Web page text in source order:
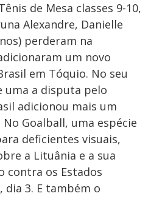
de Mesa classes 9-10,
Alexandre, Danielle
perderam na
um novo
em Tóquio. No seu
uma a disputa pelo
adicionou mais um
Goalball, uma espécie
deficientes visuais,
a Lituânia e a sua
contra os Estados
dia 3. E também o